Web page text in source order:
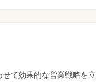
て効果的な営業戦略を立